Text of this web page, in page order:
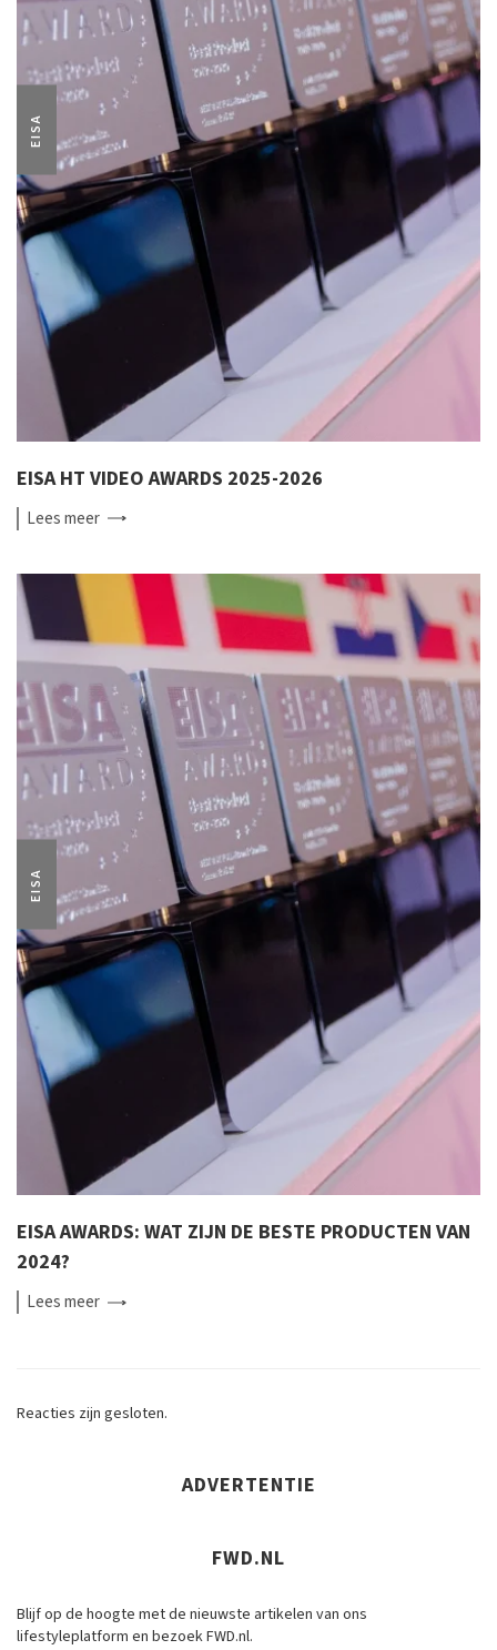
EISA
EISA HT VIDEO AWARDS 2025-2026
Leesmeer
EISA
EISA AWARDS: WAT ZIJN DE BESTE PRODUCTEN VAN
2024?
Leesmeer
Reacties zijn gesloten.
ADVERTENTIE
FWD.NL
Blijf op de hoogte met de nieuwste artikelen van ons
lifestyleplatform en bezoek FWD.nl.